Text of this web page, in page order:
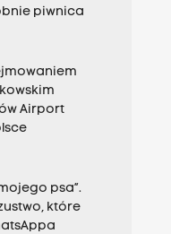
piwnica
Airport
psa”.
które